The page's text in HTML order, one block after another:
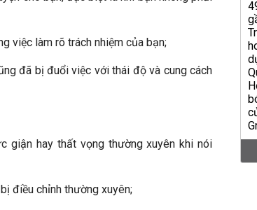
việc làm rõ trách nhiệm của bạn;
đã bị đuổi việc với thái độ và cung cách
giận hay thất vọng thường xuyên khi nói
điều chỉnh thường xuyên;